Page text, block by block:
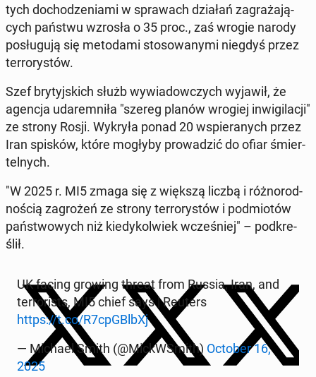
tych do­cho­dze­nia­mi w spra­wach działań za­gra­ża­ją­
cych państwu wzrosła o 35 proc., zaś wrogie narody
po­słu­gu­ją się me­to­da­mi sto­so­wa­ny­mi niegdyś przez
ter­ro­ry­stów.
Szef bry­tyj­skich służb wy­wia­dow­czych wyjawił, że
agencja uda­rem­ni­ła "szereg planów wrogiej in­wi­gi­la­cji"
ze strony Rosji. Wykryła ponad 20 wspie­ra­nych przez
Iran spisków, które mogłyby pro­wa­dzić do ofiar śmier­
tel­nych.
"W 2025 r. MI5 zmaga się z większą liczbą i róż­no­rod­
no­ścią za­gro­żeń ze strony ter­ro­ry­stów i pod­mio­tów
pań­stwo­wych niż kie­dy­kol­wiek wcze­śniej" – pod­kre­
ślił.
UK facing growing threat from Russia, Iran, and
ter­ro­ri­sts, MI5 chief says | Reuters
https://t.co/R7cpG­Bl­bXj
— Michael Smith (@Mic­kW­Smith) October 16,
2025